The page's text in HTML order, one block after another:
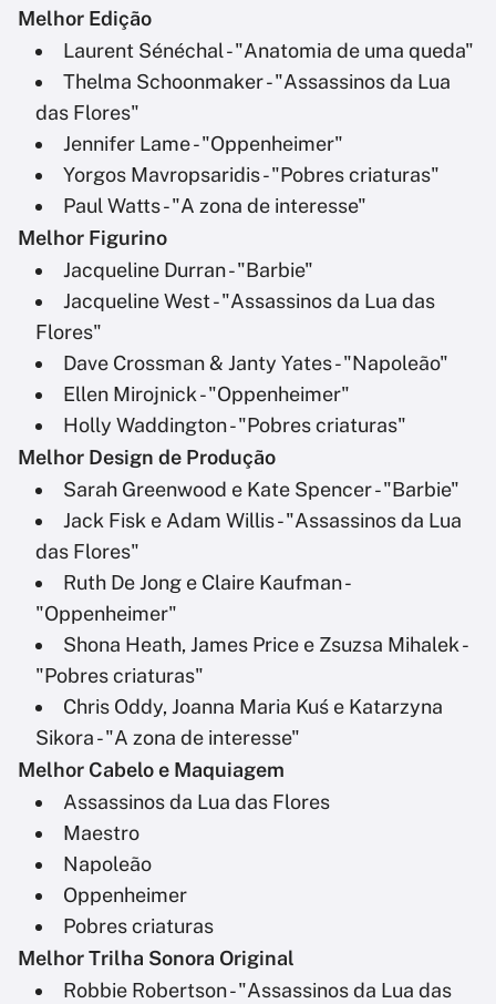
Melhor Edição
Laurent Sénéchal - "Anatomia de uma queda"
Thelma Schoonmaker - "Assassinos da Lua
das Flores"
Jennifer Lame - "Oppenheimer"
Yorgos Mavropsaridis - "Pobres criaturas"
Paul Watts - "A zona de interesse"
Melhor Figurino
Jacqueline Durran - "Barbie"
Jacqueline West - "Assassinos da Lua das
Flores"
Dave Crossman & Janty Yates - "Napoleão"
Ellen Mirojnick - "Oppenheimer"
Holly Waddington - "Pobres criaturas"
Melhor Design de Produção
Sarah Greenwood e Kate Spencer - "Barbie"
Jack Fisk e Adam Willis - "Assassinos da Lua
das Flores"
Ruth De Jong e Claire Kaufman -
"Oppenheimer"
Shona Heath, James Price e Zsuzsa Mihalek -
"Pobres criaturas"
Chris Oddy, Joanna Maria Kuś e Katarzyna
Sikora - "A zona de interesse"
Melhor Cabelo e Maquiagem
Assassinos da Lua das Flores
Maestro
Napoleão
Oppenheimer
Pobres criaturas
Melhor Trilha Sonora Original
Robbie Robertson - "Assassinos da Lua das